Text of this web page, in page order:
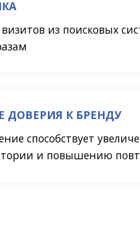
из поисковых
ДОВЕРИЯ К БРЕНДУ
способствует
и повышению